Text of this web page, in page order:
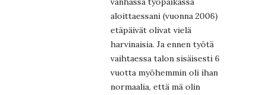
aloittaessani (vuonna 2006)
etäpäivät olivat vielä
harvinaisia. Ja ennen työtä
vaihtaessa talon sisäisesti 6
vuotta myöhemmin oli ihan
normaalia, että mä olin